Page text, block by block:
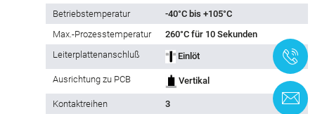
Betriebstemperatur
-40°C bis +105°C
Max.-Prozesstemperatur
260°C für 10 Sekunden
Leiterplattenanschluß
Einlöt
Ausrichtung zu PCB Vertikal
Kontaktreihen
3